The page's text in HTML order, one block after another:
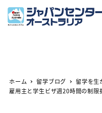
ホーム 留学ブログ 留学を生
雇用主と学生ビザ週20時間の制限